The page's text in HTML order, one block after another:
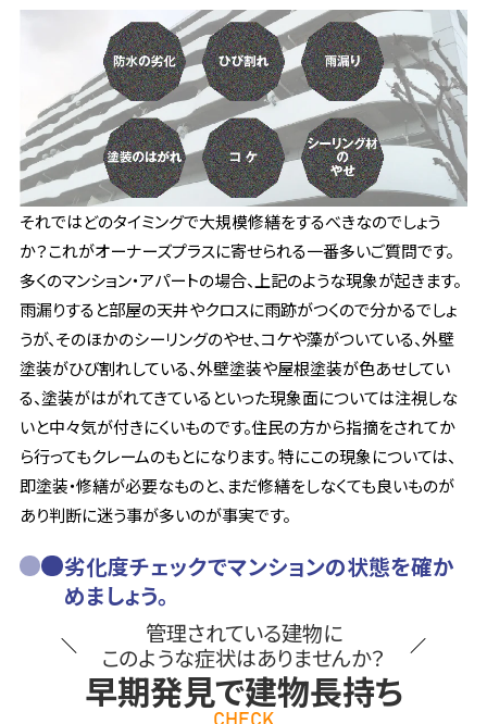
それではどのタイミングで大規模修繕をするべきなのでしょう
か？これがオーナーズプラスに寄せられる一番多いご質問です。
多くのマンション・アパートの場合、上記のような現象が起きます。
雨漏りすると部屋の天井やクロスに雨跡がつくので分かるでしょ
うが、そのほかのシーリングのやせ、コケや藻がついている、外壁
塗装がひび割れしている、外壁塗装や屋根塗装が色あせしてい
る、塗装がはがれてきているといった現象面については注視しな
いと中々気が付きにくいものです。住民の方から指摘をされてか
ら行ってもクレームのもとになります。 特にこの現象については、
即塗装・修繕が必要なものと、まだ修繕をしなくても良いものが
あり判断に迷う事が多いのが事実です。
劣化度チェックでマンションの状態を確か
めましょう。
管理されている建物に
このような症状はありませんか？
早期発見で建物長持ち